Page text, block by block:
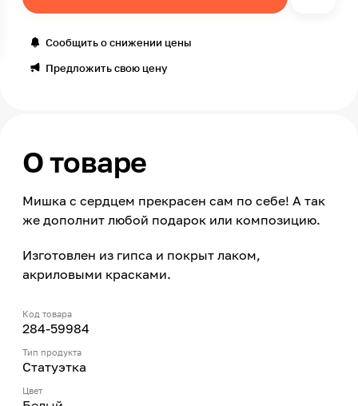
Сообщить о снижении цены
Предложить свою цену
О товаре
Мишка с сердцем прекрасен сам по себе! А так
же дополнит любой подарок или композицию.
Изготовлен из гипса и покрыт лаком,
акриловыми красками.
Код товара
284-59984
Тип продукта
Статуэтка
Цвет